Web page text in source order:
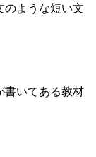
のような短い文
書いてある教材